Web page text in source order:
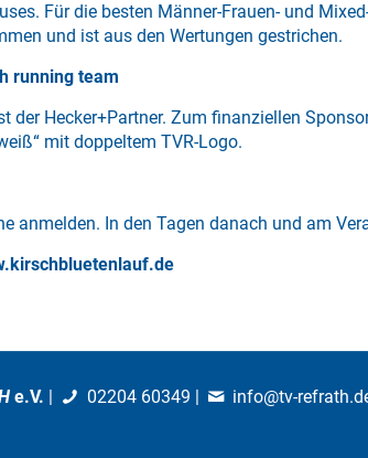
Für die besten Männer-Frauen- und
und ist aus den Wertungen gestrichen.
running team
der Hecker+Partner. Zum finanziellen
mit doppeltem TVR-Logo.
anmelden. In den Tagen danach und am
e.V. | 02204 60349 | info@tv-